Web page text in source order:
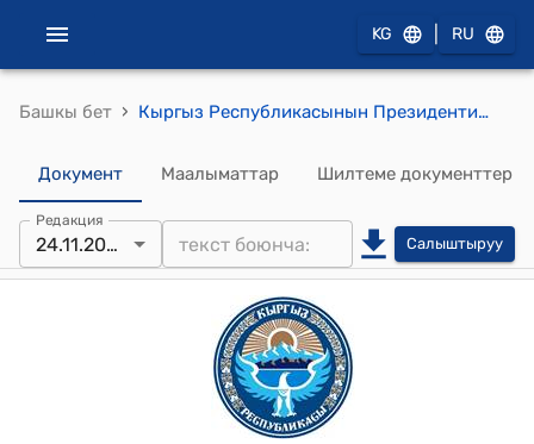
KG RU
Башкы бет › Кыргыз Республикасынын Президентинин Администрациясынын Жетекчисинин 2021-жылдын 24 ноябрындагы № 710 тескемеси
Документ Маалыматтар Шилтеме документтер
Редакция
24.11.2021 Салыштыруу